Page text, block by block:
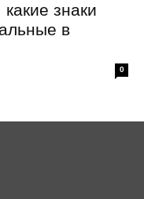
знаки
в
0